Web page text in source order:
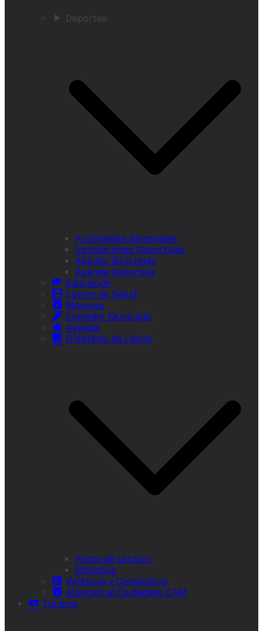
Deportes
Actividades Semanales
Instalaciones Deportivas
Alquiler Bicicletas
Agenda Deportiva
Educación
Centro de Salud
Mayores
Comedor Municipal
Agenda
Préstamo de Libros
Punto de Lectura
Bibliobús
Velatorio y Cementerio
Atención al Ciudadano CAM
Turismo